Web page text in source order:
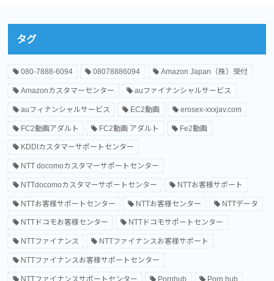
タグ
080-7888-6094 08078886094 Amazon Japan（株）受付
Amazonカスタマーセンター auファイナンシャルサービス
auフィナンシャルサービス EC2動画 erosex-xxxjav.com
FC2動画アダルト FC2動画 アダルト Fe2動画
KDDIカスタマーサポートセンター
NTT docomoカスタマーサポートセンター
NTTdocomoカスタマーサポートセンター NTTお客様サポート
NTTお客様サポートセンター NTTお客様センター NTTデータ
NTTドコモお客様センター NTTドコモサポートセンター
NTTファイナンス NTTファイナンスお客様サポート
NTTファイナンスお客様サポートセンター
NTTファイナンスサポートセンター Pornhub Porn hub